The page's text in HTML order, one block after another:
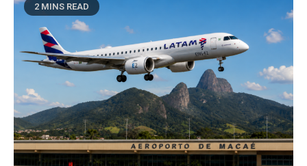
2 MINS READ